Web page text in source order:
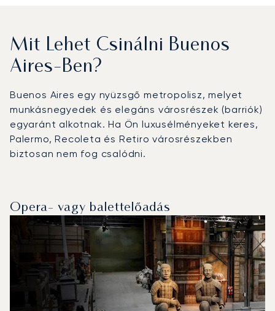
Mit Lehet Csinálni Buenos
Aires-Ben?
Buenos Aires egy nyüzsgő metropolisz, melyet
munkásnegyedek és elegáns városrészek (barriók)
egyaránt alkotnak. Ha Ön luxusélményeket keres,
Palermo, Recoleta és Retiro városrészekben
biztosan nem fog csalódni.
Opera- vagy balettelőadás